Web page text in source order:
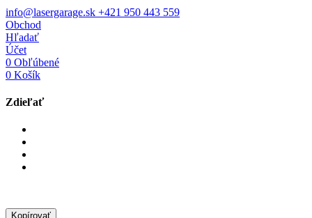
info@lasergarage.sk +421 950 443 559
Obchod
Hľadať
Účet
0 Obľúbené
0 Košík
Zdieľať
Kopírovať